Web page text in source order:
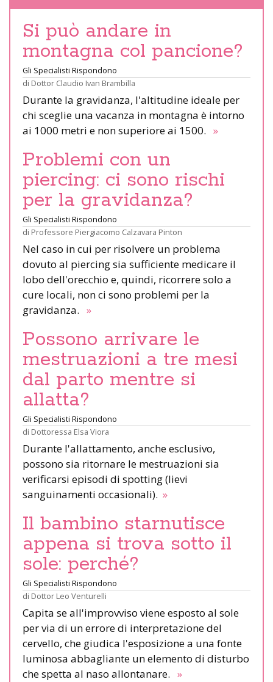
Si può andare in
montagna col pancione?
Gli Specialisti Rispondono
di Dottor Claudio Ivan Brambilla
Durante la gravidanza, l'altitudine ideale per
chi sceglie una vacanza in montagna è intorno
ai 1000 metri e non superiore ai 1500. »
Problemi con un
piercing: ci sono rischi
per la gravidanza?
Gli Specialisti Rispondono
di Professore Piergiacomo Calzavara Pinton
Nel caso in cui per risolvere un problema
dovuto al piercing sia sufficiente medicare il
lobo dell'orecchio e, quindi, ricorrere solo a
cure locali, non ci sono problemi per la
gravidanza. »
Possono arrivare le
mestruazioni a tre mesi
dal parto mentre si
allatta?
Gli Specialisti Rispondono
di Dottoressa Elsa Viora
Durante l'allattamento, anche esclusivo,
possono sia ritornare le mestruazioni sia
verificarsi episodi di spotting (lievi
sanguinamenti occasionali). »
Il bambino starnutisce
appena si trova sotto il
sole: perché?
Gli Specialisti Rispondono
di Dottor Leo Venturelli
Capita se all'improvviso viene esposto al sole
per via di un errore di interpretazione del
cervello, che giudica l'esposizione a una fonte
luminosa abbagliante un elemento di disturbo
che spetta al naso allontanare. »